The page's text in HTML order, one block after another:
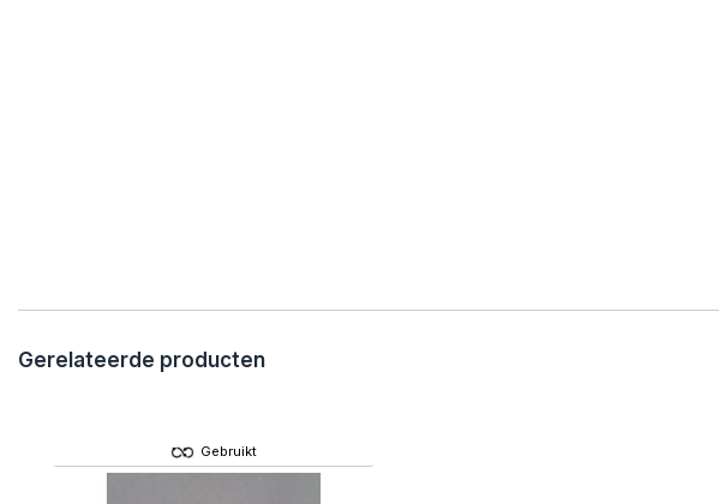
Gerelateerde producten
Gebruikt